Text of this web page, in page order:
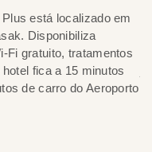
está localizado em
Disponibiliza
Fi gratuito, tratamentos
fica a 15 minutos
de carro do Aeroporto